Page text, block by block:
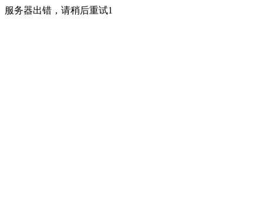
服务器出错，请稍后重试1